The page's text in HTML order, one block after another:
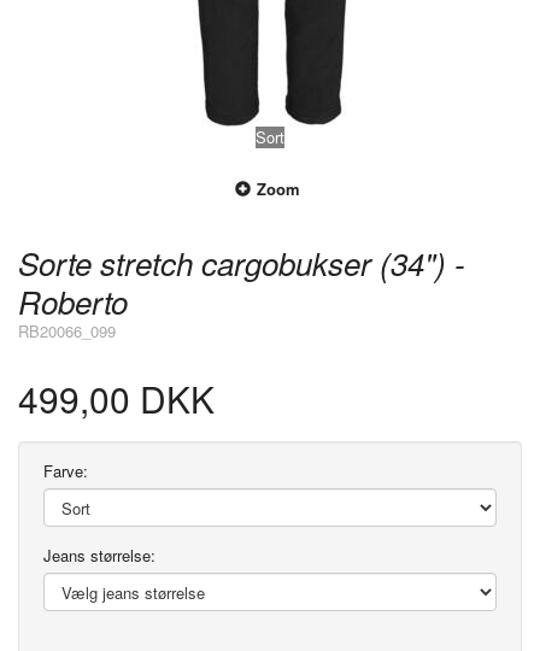
Sort
Zoom
Sorte stretch cargobukser (34") -
Roberto
RB20066_099
499,00 DKK
Farve:
Jeans størrelse: